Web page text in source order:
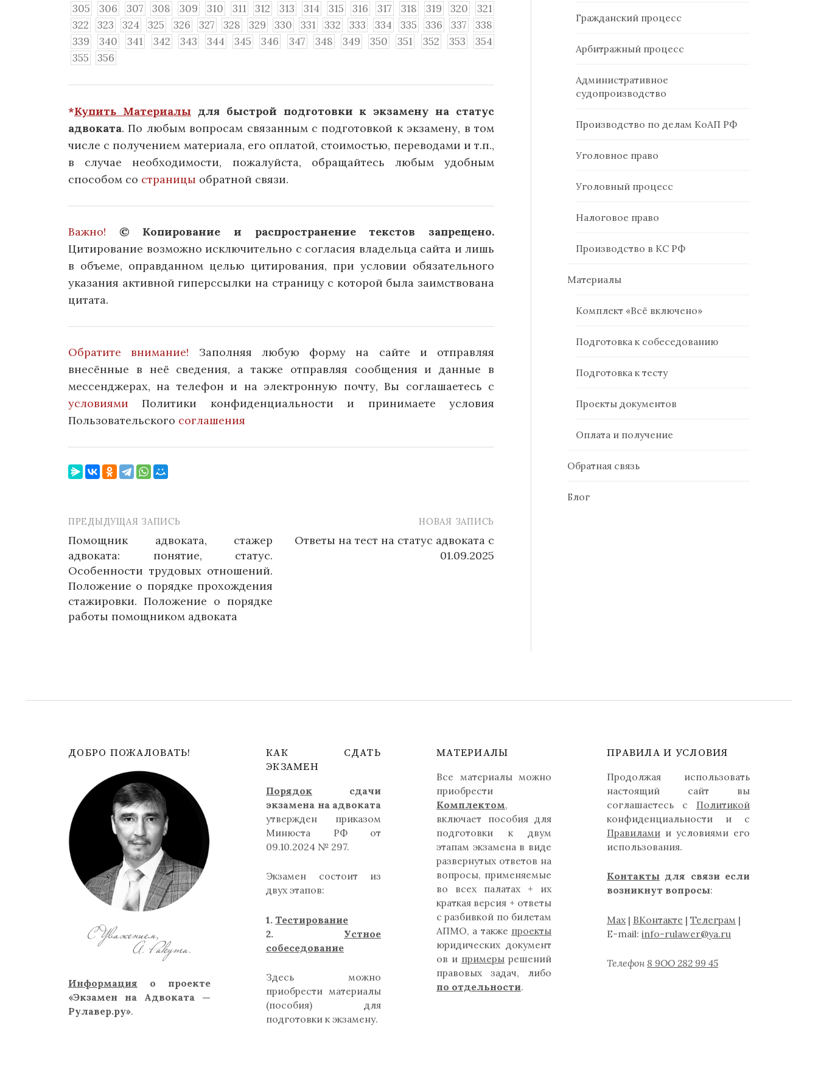
305
306 307 308 309 310 311 312 313 314 315 316 317 318 319 320
321
322
323 324 325 326 327 328 329 330 331 332 333 334 335 336 337
338
339
340 341 342 343 344 345 346 347 348 349 350 351 352 353
354
355
356
*Купить Материалы для быстрой подготовки к экзамену на статус
адвоката. По любым вопросам связанным с подготовкой к экзамену, в том
числе с получением материала, его оплатой, стоимостью, переводами и т.п.,
в случае необходимости, пожалуйста, обращайтесь любым удобным
способом со страницы обратной связи.
Важно!
© Копирование и распространение текстов запрещено.
Цитирование возможно исключительно с согласия владельца сайта и лишь
в объеме, оправданном целью цитирования, при условии обязательного
указания активной гиперссылки на страницу с которой была заимствована
цитата.
Обратите внимание! Заполняя любую форму на сайте и отправляя
внесённые в неё сведения, а также отправляя сообщения и данные в
мессенджерах, на телефон и на электронную почту, Вы соглашаетесь с
условиями Политики конфиденциальности и принимаете условия
Пользовательского соглашения
Навигация
по
записям
ПРЕДЫДУЩАЯ ЗАПИСЬ
Помощник адвоката, стажер
адвоката: понятие, статус.
Особенности трудовых отношений.
Положение о порядке прохождения
стажировки. Положение о порядке
работы помощником адвоката
НОВАЯ ЗАПИСЬ
Ответы на тест на статус адвоката с
01.09.2025
Гражданский процесс
Арбитражный процесс
Административное
судопроизводство
Производство по делам КоАП РФ
Уголовное право
Уголовный процесс
Налоговое право
Производство в КС РФ
Материалы
Комплект «Всё включено»
Подготовка к собеседованию
Подготовка к тесту
Проекты документов
Оплата и получение
Обратная связь
Блог
ДОБРО ПОЖАЛОВАТЬ!
Информация о проекте
«Экзамен на Адвоката —
Рулавер.ру».
КАК СДАТЬ
ЭКЗАМЕН
Порядок сдачи
экзамена на адвоката
утвержден приказом
Минюста РФ от
09.10.2024 № 297.
Экзамен состоит из
двух этапов:
1. Тестирование
2. Устное
собеседование
Здесь можно
приобрести материалы
(пособия) для
подготовки к экзамену.
МАТЕРИАЛЫ
Все материалы можно
приобрести
Комплектом,
включает пособия для
подготовки к двум
этапам экзамена в виде
развернутых ответов на
вопросы, применяемые
во всех палатах + их
краткая версия + ответы
с разбивкой по билетам
АПМО, а также проекты
юридических документ
ов и примеры решений
правовых задач, либо
по отдельности.
ПРАВИЛА И УСЛОВИЯ
Продолжая использовать
настоящий сайт вы
соглашаетесь с Политикой
конфиденциальности и с
Правилами и условиями его
использования.
Контакты для связи если
возникнут вопросы:
Max | ВКонтакте | Телеграм |
E-mail: info-rulawer@ya.ru
Телефон 8 9ОО 282 99 45